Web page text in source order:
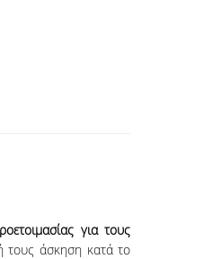
για τους
τους άσκηση κατά το